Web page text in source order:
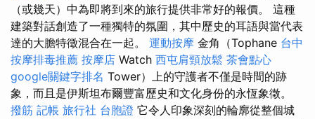
（或幾天）中為即將到來的旅行提供非常好的報價。 這種
建築對話創造了一種獨特的氛圍，其中歷史的耳語與當代表
達的大膽特徵混合在一起。 運動按摩 金角（Tophane 台中
按摩排毒推薦 按摩店 Watch 西屯肩頸放鬆 茶會點心
google關鍵字排名 Tower）上的守護者不僅是時間的跡
象，而且是伊斯坦布爾豐富歷史和文化身份的永恆象徵。
撥筋 記帳 旅行社 台胞證 它令人印象深刻的輪廓從整個城